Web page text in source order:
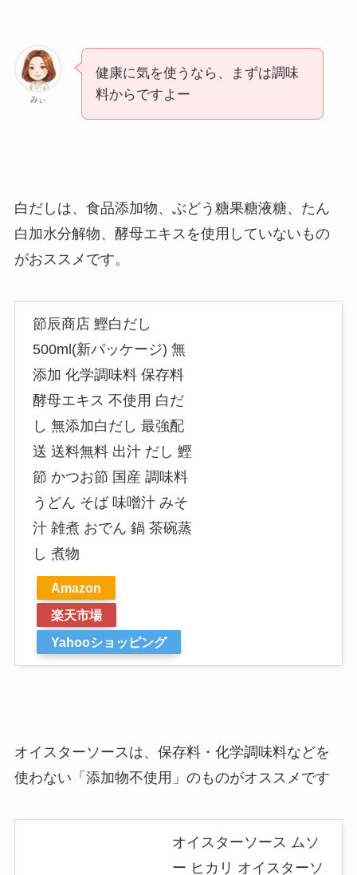
みぃ
健康に気を使うなら、まずは調味
料からですよー
白だしは、食品添加物、ぶどう糖果糖液糖、たん
白加水分解物、酵母エキスを使用していないもの
がおススメです。
節辰商店 鰹白だし
500ml(新パッケージ) 無
添加 化学調味料 保存料
酵母エキス 不使用 白だ
し 無添加白だし 最強配
送 送料無料 出汁 だし 鰹
節 かつお節 国産 調味料
うどん そば 味噌汁 みそ
汁 雑煮 おでん 鍋 茶碗蒸
し 煮物
Amazon
楽天市場
Yahooショッピング
オイスターソースは、保存料・化学調味料などを
使わない「添加物不使用」のものがオススメです
オイスターソース ムソ
ー ヒカリ オイスターソ